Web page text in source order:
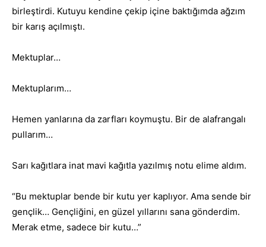
birleştirdi. Kutuyu kendine çekip içine baktığımda ağzım
bir karış açılmıştı.
Mektuplar…
Mektuplarım…
Hemen yanlarına da zarfları koymuştu. Bir de alafrangalı
pullarım…
Sarı kağıtlara inat mavi kağıtla yazılmış notu elime aldım.
“Bu mektuplar bende bir kutu yer kaplıyor. Ama sende bir
gençlik… Gençliğini, en güzel yıllarını sana gönderdim.
Merak etme, sadece bir kutu…”